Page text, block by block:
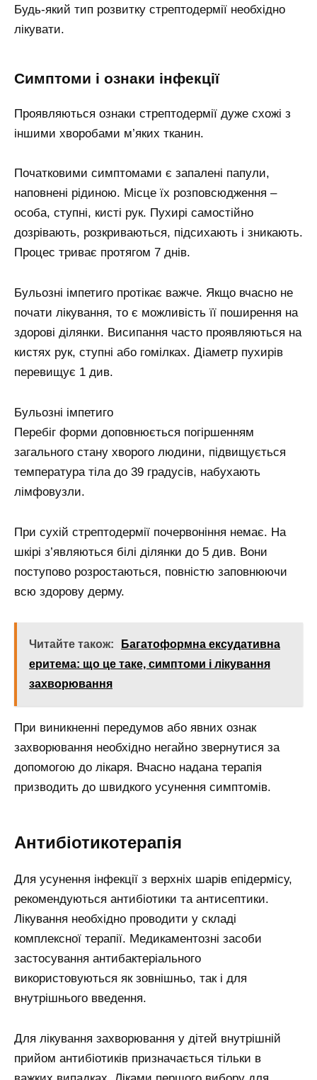
Будь-який тип розвитку стрептодермії необхідно
лікувати.
Симптоми і ознаки інфекції
Проявляються ознаки стрептодермії дуже схожі з
іншими хворобами м’яких тканин.
Початковими симптомами є запалені папули,
наповнені рідиною. Місце їх розповсюдження –
особа, ступні, кисті рук. Пухирі самостійно
дозрівають, розкриваються, підсихають і зникають.
Процес триває протягом 7 днів.
Бульозні імпетиго протікає важче. Якщо вчасно не
почати лікування, то є можливість її поширення на
здорові ділянки. Висипання часто проявляються на
кистях рук, ступні або гомілках. Діаметр пухирів
перевищує 1 див.
Бульозні імпетиго
Перебіг форми доповнюється погіршенням
загального стану хворого людини, підвищується
температура тіла до 39 градусів, набухають
лімфовузли.
При сухій стрептодермії почервоніння немає. На
шкірі з’являються білі ділянки до 5 див. Вони
поступово розростаються, повністю заповнюючи
всю здорову дерму.
Читайте також:
Багатоформна ексудативна
еритема: що це таке, симптоми і лікування
захворювання
При виникненні передумов або явних ознак
захворювання необхідно негайно звернутися за
допомогою до лікаря. Вчасно надана терапія
призводить до швидкого усунення симптомів.
Антибіотикотерапія
Для усунення інфекції з верхніх шарів епідермісу,
рекомендуються антибіотики та антисептики.
Лікування необхідно проводити у складі
комплексної терапії. Медикаментозні засоби
застосування антибактеріального
використовуються як зовнішньо, так і для
внутрішнього введення.
Для лікування захворювання у дітей внутрішній
прийом антибіотиків призначається тільки в